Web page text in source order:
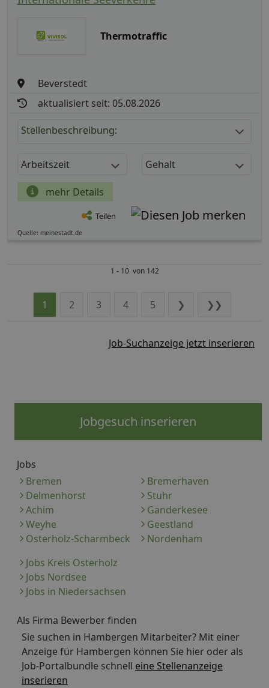
Jobgesuch inserieren
Jobs
Bremen
Bremerhaven
Delmenhorst
Stuhr
Achim
Ganderkesee
Weyhe
Geestland
Osterholz-Scharmbeck
Nordenham
Jobs Kreis Osterholz
Jobs Nordsee
Jobs in Niedersachsen
Als Firma Bewerber finden
Sie suchen in Hambergen Mitarbeiter? Mit einer
Anzeige für Hambergen können Sie hier oder als
Job-Portalbundle schnell eine Stellenanzeige
inserieren
Thermotraffic
Beverstedt
aktualisiert seit: 05.08.2026
Stellenbeschreibung:
Arbeitszeit Gehalt
mehr Details
Teilen
Quelle: meinestadt.de
1 - 10 von 142
1 2 3 4 5 ❯ ❯❯
Job-Suchanzeige jetzt inserieren